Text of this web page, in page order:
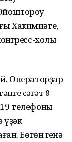
Хакимиәте,
холы
Операторҙар
сәғәт 8-
19 телефоны
үҙәк
Бөгөн генә